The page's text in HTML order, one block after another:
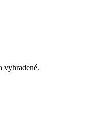
vyhradené.